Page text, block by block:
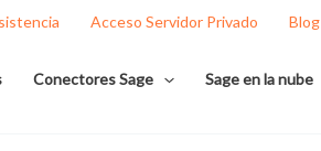
Acceso Servidor Privado Blog
Conectores Sage
Sage en la nube